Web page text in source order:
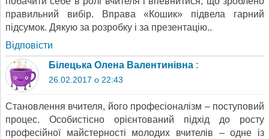
правильний вибір. Вправа «Кошик» підвела гарний
підсумок. Дякую за розробку і за презентацію..
Відповіcти
Білецька Олена Валентинівна :
26.02.2017 о 22:43
Становлення вчителя, його професіоналізм – поступовий
процес. Особистісно орієнтований підхід до росту
професійної майстерності молодих вчителів – одне із